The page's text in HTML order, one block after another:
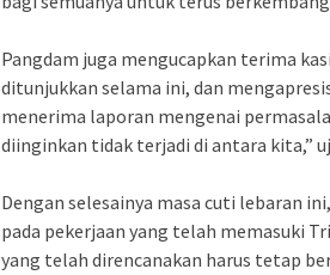
Pangdam juga mengucapkan terima
ditunjukkan selama ini, dan
menerima laporan mengenai
diinginkan tidak terjadi di antara kita,”
Dengan selesainya masa cuti lebaran
pada pekerjaan yang telah memasuki
yang telah direncanakan harus tetap